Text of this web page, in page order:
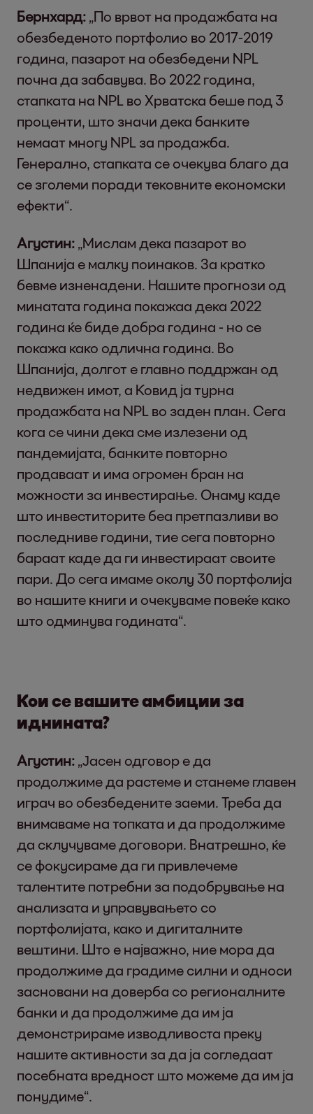
Бернхард: „По врвот на продажбата на
обезбеденото портфолио во 2017-2019
година, пазарот на обезбедени NPL
почна да забавува. Во 2022 година,
стапката на NPL во Хрватска беше под 3
проценти, што значи дека банките
немаат многу NPL за продажба.
Генерално, стапката се очекува благо да
се зголеми поради тековните економски
ефекти“.
Агустин: „Мислам дека пазарот во
Шпанија е малку поинаков. За кратко
бевме изненадени. Нашите прогнози од
минатата година покажаа дека 2022
година ќе биде добра година - но се
покажа како одлична година. Во
Шпанија, долгот е главно поддржан од
недвижен имот, а Ковид ја турна
продажбата на NPL во заден план. Сега
кога се чини дека сме излезени од
пандемијата, банките повторно
продаваат и има огромен бран на
можности за инвестирање. Онаму каде
што инвеститорите беа претпазливи во
последниве години, тие сега повторно
бараат каде да ги инвестираат своите
пари. До сега имаме околу 30 портфолија
во нашите книги и очекуваме повеќе како
што одминува годината“.
Кои се вашите амбиции за
иднината?
Агустин: „Јасен одговор е да
продолжиме да растеме и станеме главен
играч во обезбедените заеми. Треба да
внимаваме на топката и да продолжиме
да склучуваме договори. Внатрешно, ќе
се фокусираме да ги привлечеме
талентите потребни за подобрување на
анализата и управувањето со
портфолијата, како и дигиталните
вештини. Што е најважно, ние мора да
продолжиме да градиме силни и односи
засновани на доверба со регионалните
банки и да продолжиме да им ја
демонстрираме изводливоста преку
нашите активности за да ја согледаат
посебната вредност што можеме да им ја
понудиме“.